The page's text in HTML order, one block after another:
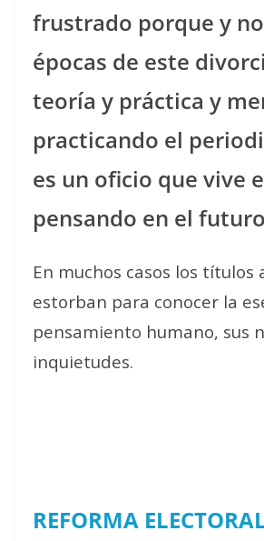
frustrado porque y
épocas de este
teoría y práctica y
practicando el
es un oficio que vive
pensando en el
En muchos casos los títulos
estorban para conocer la
pensamiento humano, sus
inquietudes.
REFORMA